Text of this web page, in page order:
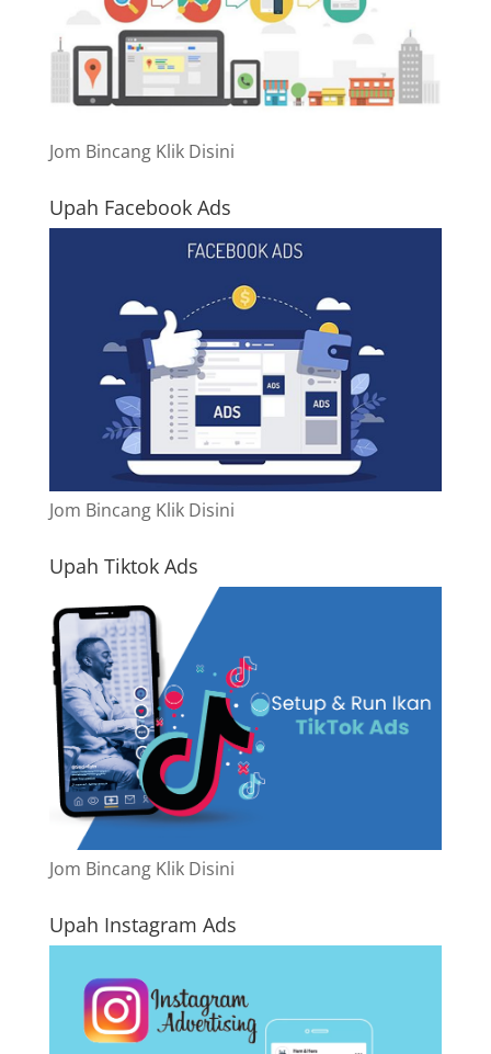
Jom Bincang Klik Disini
Upah Facebook Ads
Jom Bincang Klik Disini
Upah Tiktok Ads
Jom Bincang Klik Disini
Upah Instagram Ads